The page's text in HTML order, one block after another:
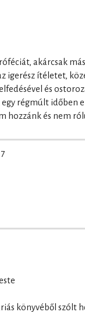
akárcsak
igerész ítéletet,
és
régmúlt időben
hozzánk és nem
könyvéből szólt